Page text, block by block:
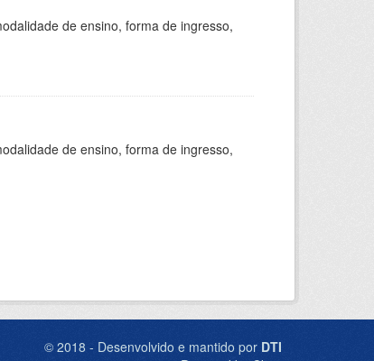
de ensino, forma de ingresso,
de ensino, forma de ingresso,
© 2018 - Desenvolvido e mantido por DTI